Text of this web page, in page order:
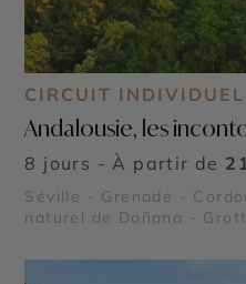
CIRCUIT
Andalousie, les
8 jours - À partir de
Séville - Grenade -
naturel de Doñana -